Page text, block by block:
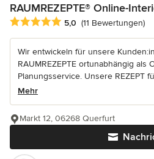
RAUMREZEPTE® Online-
Durchschnittliche Bewertung: 5
5,0 (11 Bewertungen)
Wir entwickeln für unsere
RAUMREZEPTE ortunabhängig als
Planungsservice. Unsere REZEPT
Mehr
Markt 12, 06268 Querfurt